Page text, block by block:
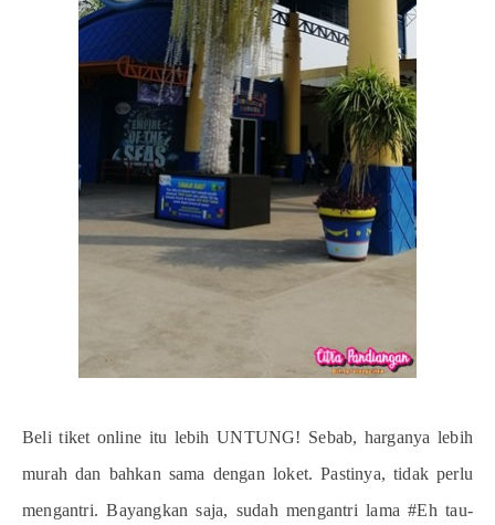
Beli tiket online itu lebih UNTUNG! Sebab, harganya lebih
murah dan bahkan sama dengan loket. Pastinya, tidak perlu
mengantri. Bayangkan saja, sudah mengantri lama #Eh tau-